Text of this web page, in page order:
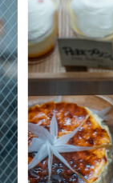
LAND公式
カルチャーマ
のマチの、
ター」を募集
やりとりでき